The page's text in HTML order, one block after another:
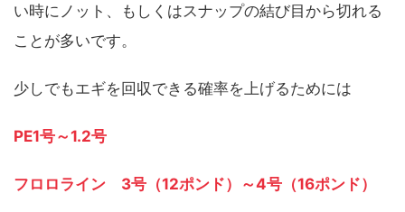
い時にノット、もしくはスナップの結び目から切れる
ことが多いです。
少しでもエギを回収できる確率を上げるためには
PE1号～1.2号
フロロライン 3号（12ポンド）～4号（16ポンド）